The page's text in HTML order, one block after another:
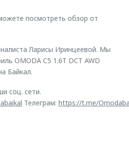
посмотреть обзор от
Ларисы Иринцеевой. Мы
OMODA C5 1.6T DCT AWD
Байкал.
соц. сети.
Телеграм: https://t.me/